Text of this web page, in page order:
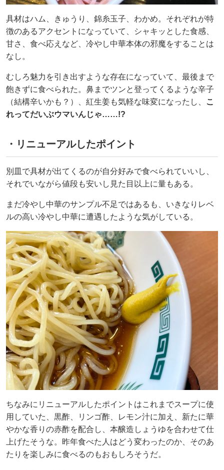
具材はハム、きゅうり、錦糸玉子、わかめ。それぞれが特
徴のあるアクセントになっていて、シャキッとした食感、
甘さ、食べ応えなど、冷やし中華本体の邪魔をすることは
なし。
むしろ魅力を引き出すような存在になっていて、最後まで
飽きずに食べられた。鼻までツンと登ってくるような辛子
（結構辛いかも？）、紅生姜も気軽な味変になったし、
こ
れってだいぶウマいんじゃ……!?
・リニューアルしたポイント
別皿で具材が出てくるのが自分好みで食べられていいし、
それでいながら値段も安いし見た目以上に量もある。
まだ冷やし中華のサンプル不足ではあるも、いきなりレベ
ルの高い冷やし中華に遭遇したような気がしている。
ちなみにリニューアルしたポイントはこれまでスープに使
用していた、黒酢、リンゴ酢、レモン汁に加え、新たに華
やかな香りの赤酢を配合し、本醸造しょうゆを合わせて仕
上げたそうな。昨年食べた人はどう変わったのか、そのあ
たりを楽しみに食べるのもおもしろそうだ。